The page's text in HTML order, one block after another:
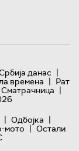
данас |
времена | Рат
Сматрачница |
| Одбојка |
мото | Остали